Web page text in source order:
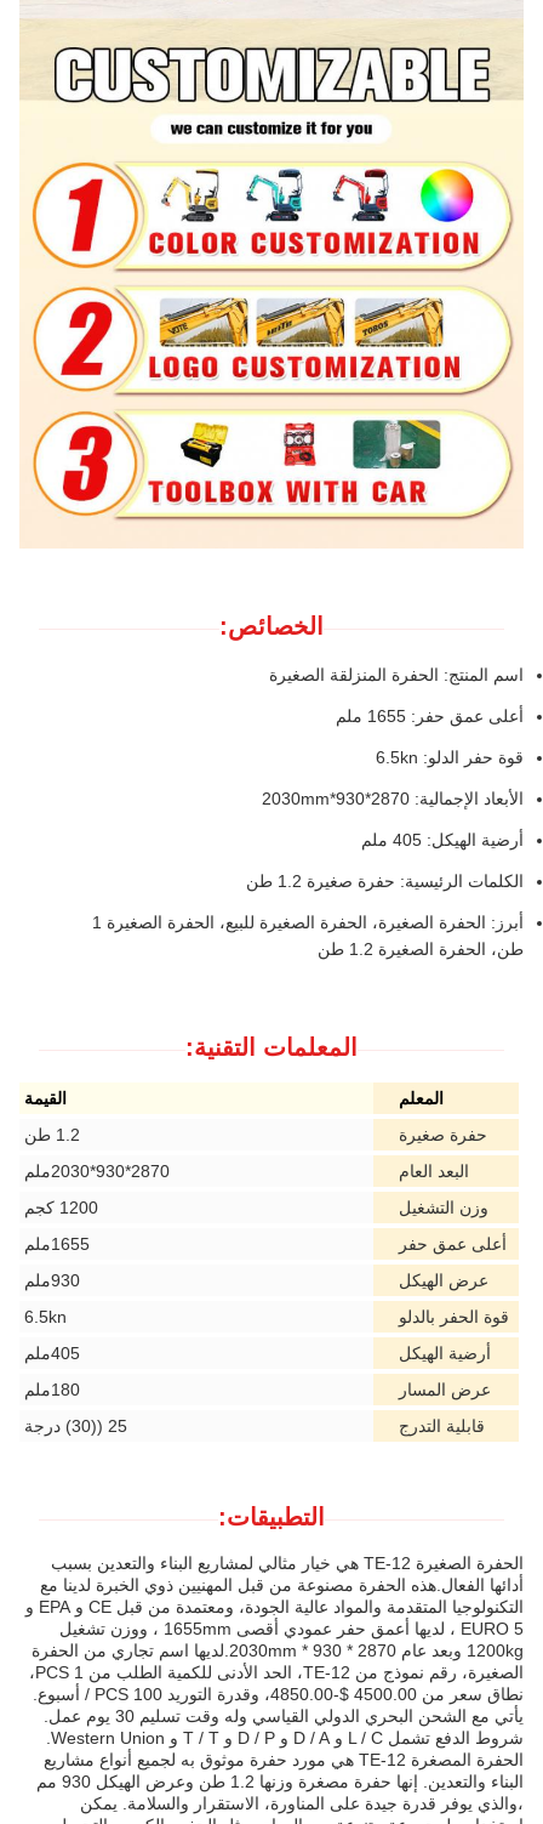
الخصائص:
اسم المنتج: الحفرة المنزلقة الصغيرة
أعلى عمق حفر: 1655 ملم
قوة حفر الدلو: 6.5kn
الأبعاد الإجمالية: 2870*930*2030mm
أرضية الهيكل: 405 ملم
الكلمات الرئيسية: حفرة صغيرة 1.2 طن
أبرز: الحفرة الصغيرة، الحفرة الصغيرة للبيع، الحفرة الصغيرة 1
طن، الحفرة الصغيرة 1.2 طن
المعلمات التقنية:
المعلم
القيمة
حفرة صغيرة
1.2 طن
البعد العام
2870*930*2030ملم
وزن التشغيل
1200 كجم
أعلى عمق حفر
1655ملم
عرض الهيكل
930ملم
قوة الحفر بالدلو
6.5kn
أرضية الهيكل
405ملم
عرض المسار
180ملم
قابلية التدرج
25 ((30) درجة
التطبيقات:
الحفرة الصغيرة TE-12 هي خيار مثالي لمشاريع البناء والتعدين بسبب
أدائها الفعال.هذه الحفرة مصنوعة من قبل المهنيين ذوي الخبرة لدينا مع
التكنولوجيا المتقدمة والمواد عالية الجودة، ومعتمدة من قبل CE و EPA و
EURO 5 ، لديها أعمق حفر عمودي أقصى 1655mm ، ووزن تشغيل
1200kg وبعد عام 2870 * 930 * 2030mm.لديها اسم تجاري من الحفرة
الصغيرة، رقم نموذج من TE-12، الحد الأدنى للكمية الطلب من 1 PCS،
نطاق سعر من 4500.00 $-4850.00، وقدرة التوريد 100 PCS / أسبوع.
يأتي مع الشحن البحري الدولي القياسي وله وقت تسليم 30 يوم عمل.
شروط الدفع تشمل L / C و D / A و D / P و T / T و Western Union.
الحفرة المصغرة TE-12 هي مورد حفرة موثوق به لجميع أنواع مشاريع
البناء والتعدين. إنها حفرة مصغرة وزنها 1.2 طن وعرض الهيكل 930 مم
،والذي يوفر قدرة جيدة على المناورة، الاستقرار والسلامة. يمكن